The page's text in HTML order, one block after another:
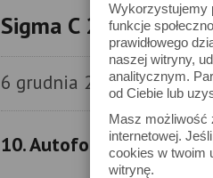
Wykorzystujemy
funkcje
prawidłowego
naszej witryny,
analitycznym.
od Ciebie lub
Masz możliwość
internetowej.
cookies w twoim
witrynę.
Sigma C 24 mm f/2
6 grudnia 2021
10. Autofokus